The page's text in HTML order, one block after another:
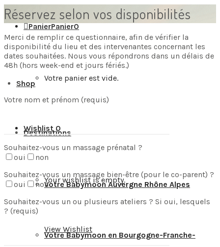
PanierPanier0
Votre panier est vide.
Wishlist 0
Your wishlist is empty.
View Wishlist
Shop
Destinations
Votre Babymoon Auvergne Rhône Alpes
Votre Babymoon en Bourgogne-Franche-
Réservez selon vos disponibilités
Merci de remplir ce questionnaire, afin de vérifier la
disponibilité du lieu et des intervenantes concernant les
dates souhaitées. Nous vous répondrons dans un délais de
48h (hors week-end et jours fériés.)
Votre nom et prénom (requis)
Souhaitez-vous un massage prénatal ?
oui
non
Souhaitez-vous un massage bien-être (pour le co-parent) ?
oui
non
Souhaitez-vous un ou plusieurs ateliers ? Si oui, lesquels
? (requis)